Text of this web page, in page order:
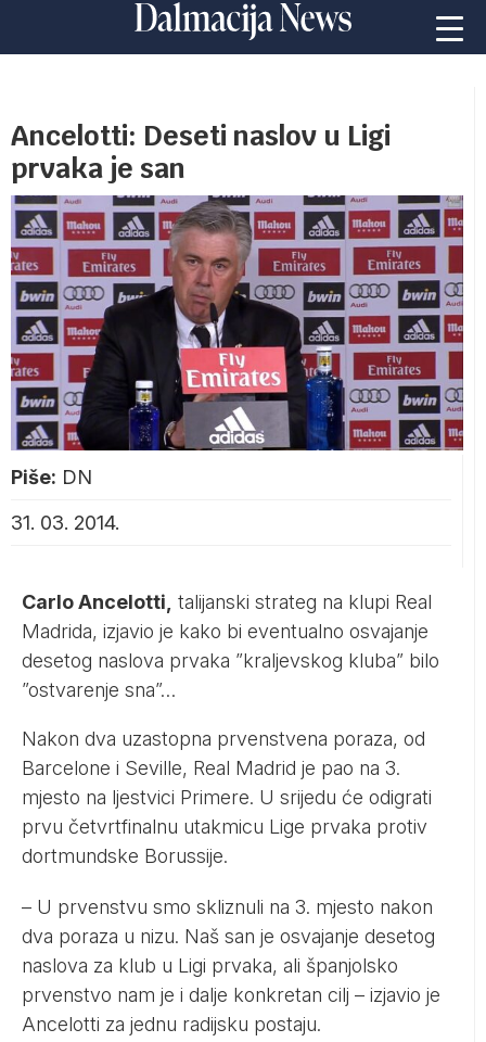
Ancelotti: Deseti naslov u Ligi
prvaka je san
Piše: DN
31. 03. 2014.
Carlo Ancelotti, talijanski strateg na klupi Real
Madrida, izjavio je kako bi eventualno osvajanje
desetog naslova prvaka ”kraljevskog kluba” bilo
”ostvarenje sna”…
Nakon dva uzastopna prvenstvena poraza, od
Barcelone i Seville, Real Madrid je pao na 3.
mjesto na ljestvici Primere. U srijedu će odigrati
prvu četvrtfinalnu utakmicu Lige prvaka protiv
dortmundske Borussije.
– U prvenstvu smo skliznuli na 3. mjesto nakon
dva poraza u nizu. Naš san je osvajanje desetog
naslova za klub u Ligi prvaka, ali španjolsko
prvenstvo nam je i dalje konkretan cilj – izjavio je
Ancelotti za jednu radijsku postaju.